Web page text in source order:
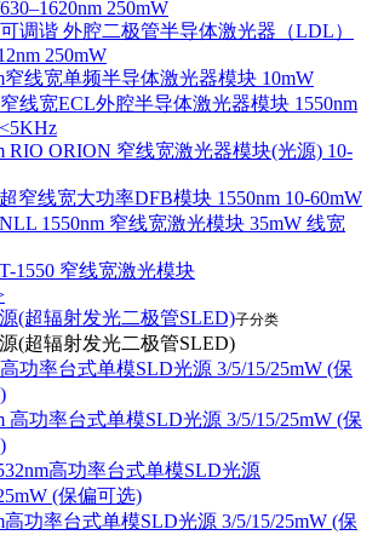
250mW
调谐 外腔二极管半导体激光器（LDL）
250mW
窄线宽单频半导体激光器模块 10mW
线宽ECL外腔半导体激光器模块 1550nm
RIO ORION 窄线宽激光器模块(光源) 10-
窄线宽大功率DFB模块 1550nm 10-60mW
1550nm 窄线宽激光模块 35mW 线宽
1550 窄线宽激光模块
(超辐射发光二极管SLED)子分类
(超辐射发光二极管SLED)
功率台式单模SLD光源 3/5/15/25mW (保
高功率台式单模SLD光源 3/5/15/25mW (保
高功率台式单模SLD光源
(保偏可选)
高功率台式单模SLD光源 3/5/15/25mW (保